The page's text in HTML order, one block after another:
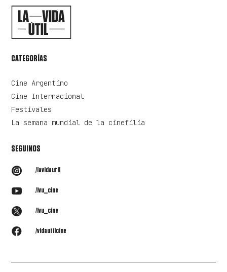
CATEGORÍAS
Cine Argentino
Cine Internacional
Festivales
La semana mundial de la cinefilia
SEGUINOS
 /lavidautil
 /lvu_cine
 /lvu_cine
 /vidautilcine